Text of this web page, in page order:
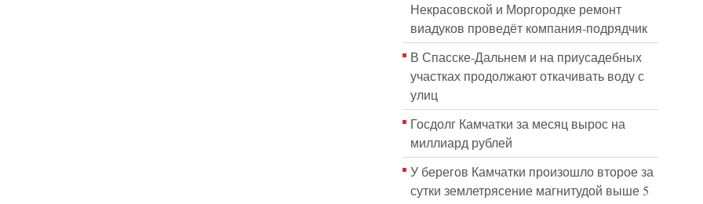
Некрасовской и Моргородке ремонт
виадуков проведёт компания-подрядчик
В Спасске-Дальнем и на приусадебных
участках продолжают откачивать воду с
улиц
Госдолг Камчатки за месяц вырос на
миллиард рублей
У берегов Камчатки произошло второе за
сутки землетрясение магнитудой выше 5